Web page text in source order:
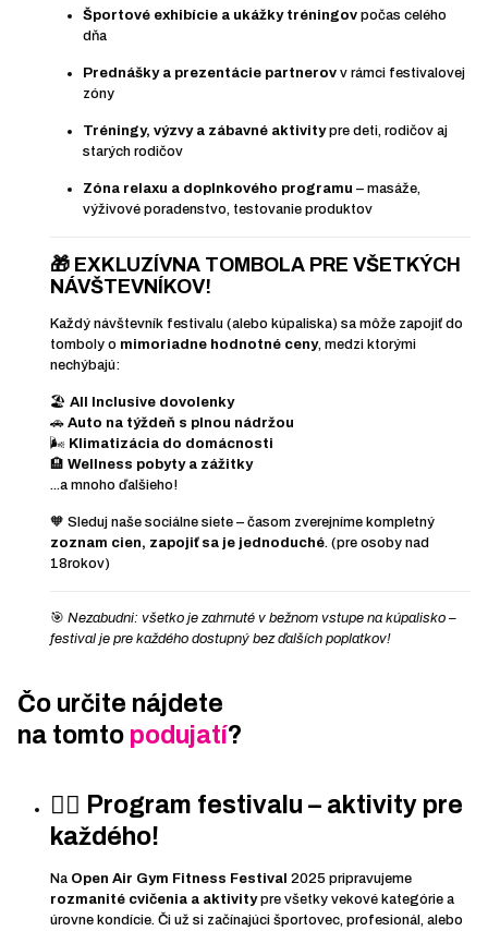
Športové exhibície a ukážky tréningov počas celého
dňa
Prednášky a prezentácie partnerov v rámci festivalovej
zóny
Tréningy, výzvy a zábavné aktivitypre deti, rodičov aj
starých rodičov
Zóna relaxu a doplnkového programu – masáže,
výživové poradenstvo, testovanie produktov
🎁 EXKLUZÍVNA TOMBOLA PRE VŠETKÝCH
NÁVŠTEVNÍKOV!
Každý návštevník festivalu (alebo kúpaliska) sa môže zapojiť do
tomboly o mimoriadne hodnotné ceny, medzi ktorými
nechýbajú:
🏖️ All Inclusive dovolenky
🚗 Auto na týždeň s plnou nádržou
🌬️ Klimatizácia do domácnosti
🏨 Wellness pobyty a zážitky
...a mnoho ďalšieho!
🧡 Sleduj naše sociálne siete – časom zverejníme kompletný
zoznam cien, zapojiť sa je jednoduché. (pre osoby nad
18rokov)
🎯 Nezabudni: všetko je zahrnuté v bežnom vstupe na kúpalisko –
festival je pre každého dostupný bez ďalších poplatkov!
Čo určite nájdete
na tomto podujatí?
🏋️‍♀️ Program festivalu – aktivity pre
každého!
Na Open Air Gym Fitness Festival 2025 pripravujeme
rozmanité cvičenia a aktivitypre všetky vekové kategórie a
úrovne kondície. Či už si začínajúci športovec, profesionál, alebo